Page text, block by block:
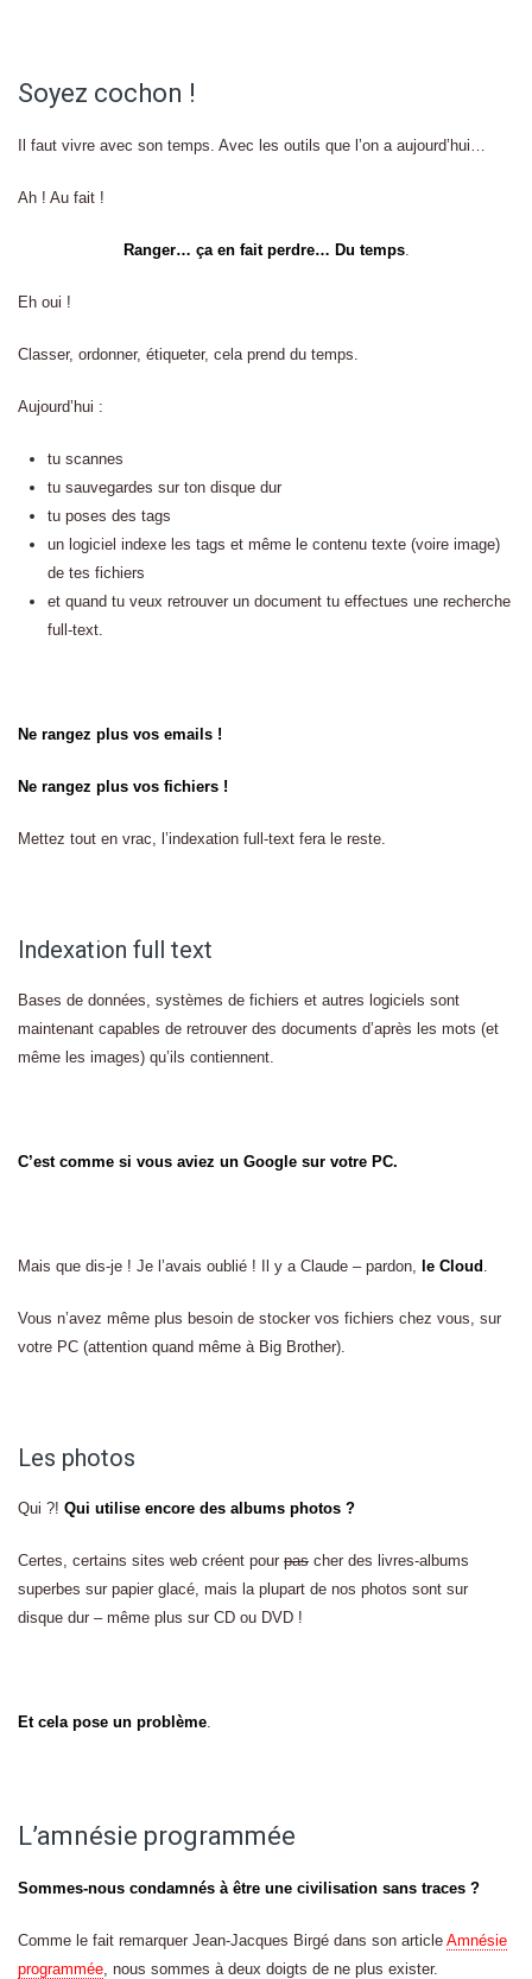
Soyez cochon !
Il faut vivre avec son temps. Avec les outils que l’on a aujourd’hui…
Ah ! Au fait !
Ranger… ça en fait perdre… Du temps.
Eh oui !
Classer, ordonner, étiqueter, cela prend du temps.
Aujourd’hui :
tu scannes
tu sauvegardes sur ton disque dur
tu poses des tags
un logiciel indexe les tags et même le contenu texte (voire image)
de tes fichiers
et quand tu veux retrouver un document tu effectues une recherche
full-text.
Ne rangez plus vos emails !
Ne rangez plus vos fichiers !
Mettez tout en vrac, l’indexation full-text fera le reste.
Indexation full text
Bases de données, systèmes de fichiers et autres logiciels sont
maintenant capables de retrouver des documents d’après les mots (et
même les images) qu’ils contiennent.
C’est comme si vous aviez un Google sur votre PC.
Mais que dis-je ! Je l’avais oublié ! Il y a Claude – pardon, le Cloud .
Vous n’avez même plus besoin de stocker vos fichiers chez vous, sur
votre PC (attention quand même à Big Brother).
Les photos
Qui ?! Qui utilise encore des albums photos ?
Certes, certains sites web créent pour pas cher des livres-albums
superbes sur papier glacé, mais la plupart de nos photos sont sur
disque dur – même plus sur CD ou DVD !
Et cela pose un problème.
L’amnésie programmée
Sommes-nous condamnés à être une civilisation sans traces ?
Comme le fait remarquer Jean-Jacques Birgé dans son article Amnésie
programmée, nous sommes à deux doigts de ne plus exister.